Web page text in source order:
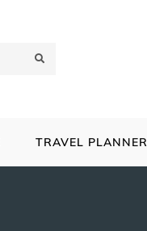
TRAVEL PLANNER